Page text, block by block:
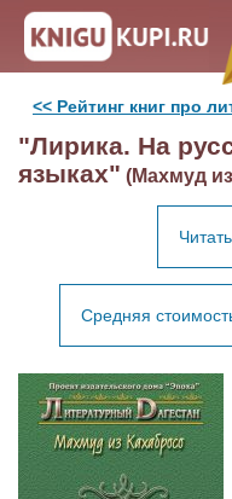
<< Рейтинг книг про
"Лирика. На
языках" (Махмуд
Средняя